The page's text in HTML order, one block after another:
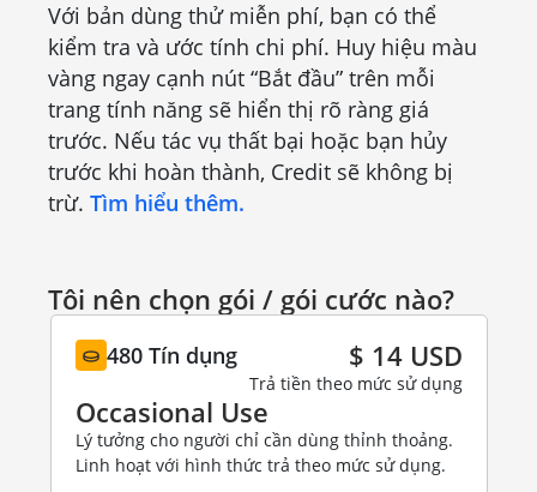
Với bản dùng thử miễn phí, bạn có thể
kiểm tra và ước tính chi phí. Huy hiệu màu
vàng ngay cạnh nút “Bắt đầu” trên mỗi
trang tính năng sẽ hiển thị rõ ràng giá
trước. Nếu tác vụ thất bại hoặc bạn hủy
trước khi hoàn thành, Credit sẽ không bị
trừ. Tìm hiểu thêm.
Tôi nên chọn gói / gói cước nào?
480 Tín dụng $ 14 USD
Trả tiền theo mức sử dụng
Occasional Use
Lý tưởng cho người chỉ cần dùng thỉnh thoảng.
Linh hoạt với hình thức trả theo mức sử dụng.